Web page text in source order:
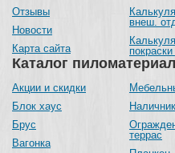
Каталог
Акции и скидки
Блок хаус
Брус
Вагонка
террас
Отзывы
Новости
Карта сайта
внеш.